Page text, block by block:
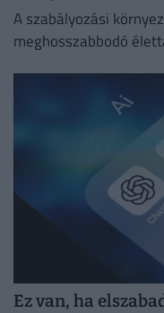
A szabályozási
meghosszabbodó
Ez van, ha